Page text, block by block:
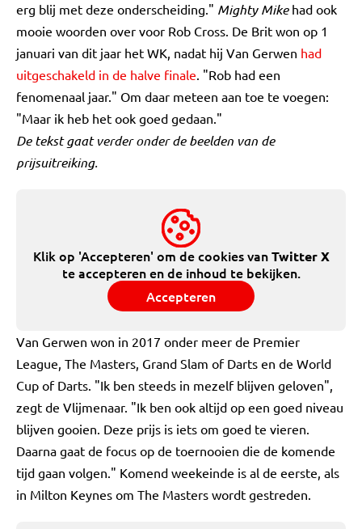
erg blij met deze onderscheiding." Mighty Mikehad ook
mooie woorden over voor Rob Cross. De Brit won op 1
januari van dit jaar het WK, nadat hij Van Gerwen had
uitgeschakeld in de halve finale. "Rob had een
fenomenaal jaar." Om daar meteen aan toe te voegen:
"Maar ik heb het ook goed gedaan."
De tekst gaat verder onder de beelden van de
prijsuitreiking.
Klik op 'Accepteren' om de cookies vanTwitter X
te accepteren en de inhoud te bekijken.
Accepteren
Van Gerwen won in 2017 onder meer de Premier
League, The Masters, Grand Slam of Darts en de World
Cup of Darts. "Ik ben steeds in mezelf blijven geloven",
zegt de Vlijmenaar. "Ik ben ook altijd op een goed niveau
blijven gooien. Deze prijs is iets om goed te vieren.
Daarna gaat de focus op de toernooien die de komende
tijd gaan volgen." Komend weekeinde is al de eerste, als
in Milton Keynes om The Masters wordt gestreden.